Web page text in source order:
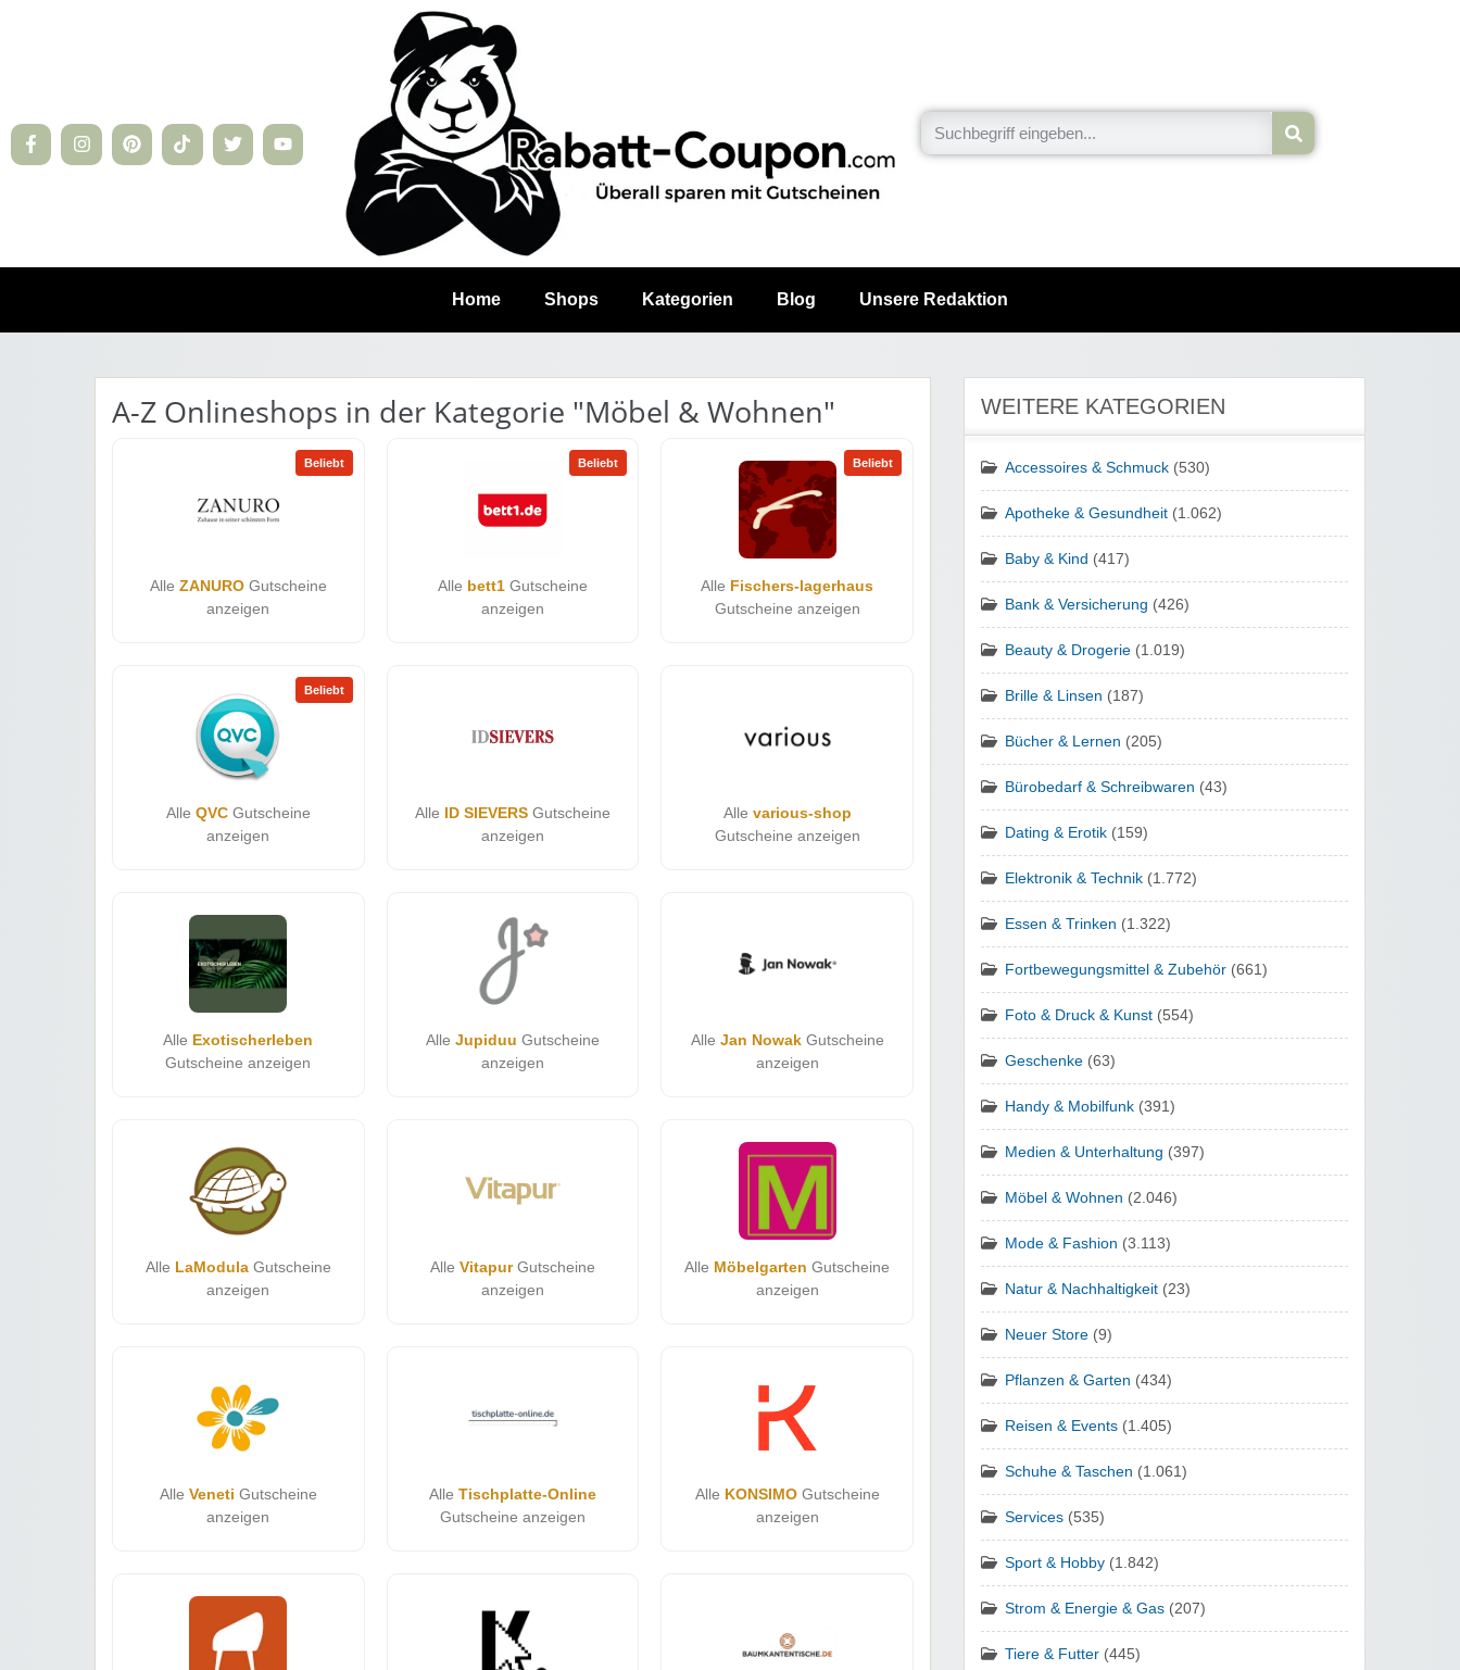
Home Shops Kategorien Blog Unsere Redaktion
A-Z Onlineshops in der Kategorie "Möbel & Wohnen"
Alle ZANURO Gutscheine
anzeigen
Beliebt
Alle bett1 Gutscheine
anzeigen
Beliebt
Alle Fischers-lagerhaus
Gutscheine anzeigen
Beliebt
Alle QVC Gutscheine
anzeigen
Beliebt
Alle ID SIEVERS Gutscheine
anzeigen
Alle various-shop
Gutscheine anzeigen
Alle Exotischerleben
Gutscheine anzeigen
Alle Jupiduu Gutscheine
anzeigen
Alle Jan Nowak Gutscheine
anzeigen
Alle LaModula Gutscheine
anzeigen
Alle Vitapur Gutscheine
anzeigen
Alle Möbelgarten Gutscheine
anzeigen
Alle Veneti Gutscheine
anzeigen
Alle Tischplatte-Online
Gutscheine anzeigen
Alle KONSIMO Gutscheine
anzeigen
WEITERE KATEGORIEN
Accessoires & Schmuck (530)
Apotheke & Gesundheit (1.062)
Baby & Kind (417)
Bank & Versicherung (426)
Beauty & Drogerie (1.019)
Brille & Linsen (187)
Bücher & Lernen (205)
Bürobedarf & Schreibwaren (43)
Dating & Erotik (159)
Elektronik & Technik (1.772)
Essen & Trinken (1.322)
Fortbewegungsmittel & Zubehör (661)
Foto & Druck & Kunst (554)
Geschenke (63)
Handy & Mobilfunk (391)
Medien & Unterhaltung (397)
Möbel & Wohnen (2.046)
Mode & Fashion (3.113)
Natur & Nachhaltigkeit (23)
Neuer Store (9)
Pflanzen & Garten (434)
Reisen & Events (1.405)
Schuhe & Taschen (1.061)
Services (535)
Sport & Hobby (1.842)
Strom & Energie & Gas (207)
Tiere & Futter (445)